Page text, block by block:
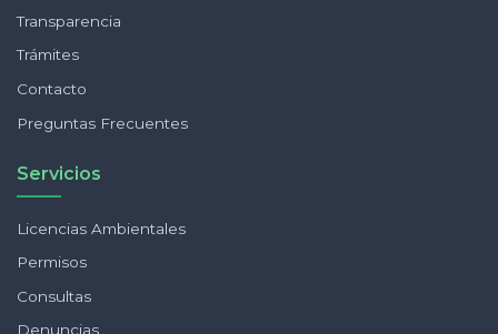
Transparencia
Trámites
Contacto
Preguntas Frecuentes
Servicios
Licencias Ambientales
Permisos
Consultas
Denuncias